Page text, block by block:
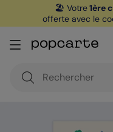
🏖️ Votre1ère
offerte avec le